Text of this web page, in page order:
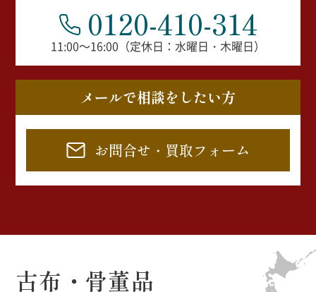
0120-410-314
11:00～16:00（定休日：水曜日・木曜日）
メールで相談をしたい方
お問合せ・買取フォーム
古布・骨董品